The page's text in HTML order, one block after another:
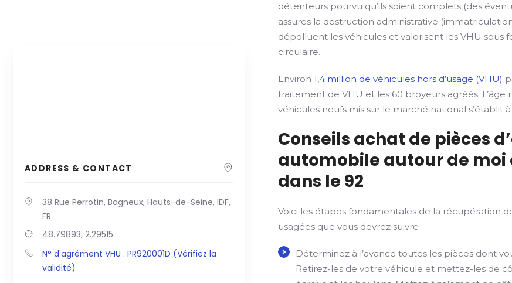
ADDRESS & CONTACT
38 Rue Perrotin, Bagneux, Hauts-de-Seine, IDF,
FR
48.79893, 2.29515
N° d'agrément VHU : PR920001D (Vérifiez la
validité)
détenteurs pourvu qu’ils soient complets (des
assures la destruction administrative
dépolluent les véhicules et valorisent les VHU
circulaire.
Environ1,4 million de véhicules hors d’usage (VHU)
traitement de VHU et les 60 broyeurs agréés. L’âge
véhicules neufs mis sur le marché national s’établit
Conseils achat de pièces
automobile autour de moi
dans le 92
Voici les étapes fondamentales de la récupération
usagées que vous devrez suivre :
Déterminez à l’avance toutes les pièces dont
Retirez-les de votre véhicule et mettez-les de